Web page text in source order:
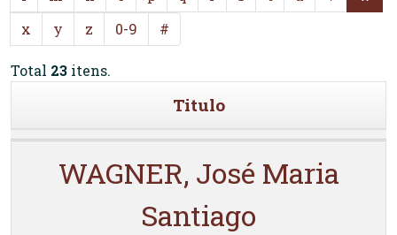
x
y z 0-9 #
Total 23 itens.
Titulo
WAGNER, José Maria
Santiago